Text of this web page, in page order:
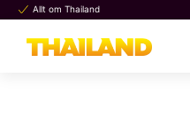
Allt om Thailand